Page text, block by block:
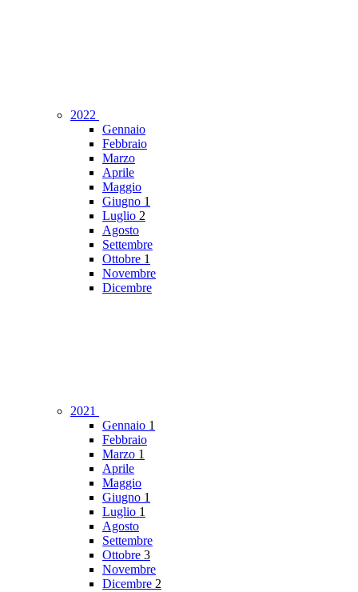
2022
Gennaio
Febbraio
Marzo
Aprile
Maggio
Giugno 1
Luglio 2
Agosto
Settembre
Ottobre 1
Novembre
Dicembre
2021
Gennaio 1
Febbraio
Marzo 1
Aprile
Maggio
Giugno 1
Luglio 1
Agosto
Settembre
Ottobre 3
Novembre
Dicembre 2